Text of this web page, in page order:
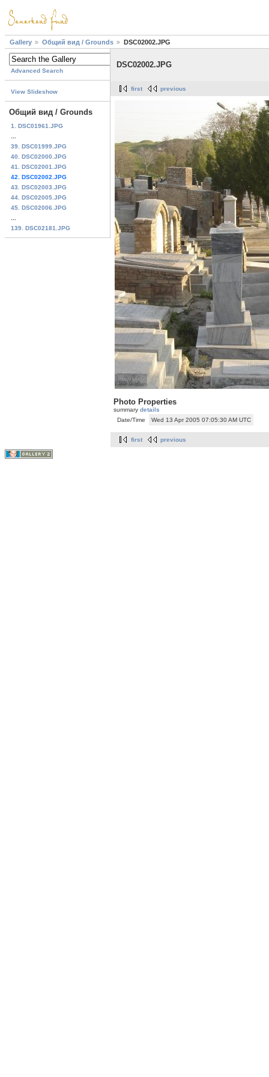
Gallery Общий вид / Grounds DSC02002.JPG
Advanced Search
View Slideshow
Общий вид / Grounds
1. DSC01961.JPG
39. DSC01999.JPG
40. DSC02000.JPG
41. DSC02001.JPG
42. DSC02002.JPG
43. DSC02003.JPG
44. DSC02005.JPG
45. DSC02006.JPG
139. DSC02181.JPG
DSC02002.JPG
first previous
Photo Properties
summary details
Date/Time
Wed 13 Apr 2005 07:05:30 AM UTC
first previous